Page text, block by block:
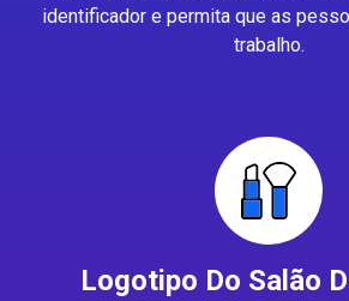
identificador e permita que as
trabalho.
Logotipo Do Salão